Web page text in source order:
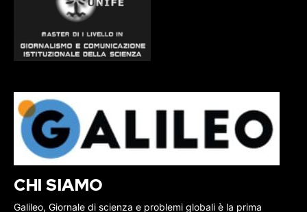
CHI SIAMO
Galileo, Giornale di scienza e problemi globali è la prima